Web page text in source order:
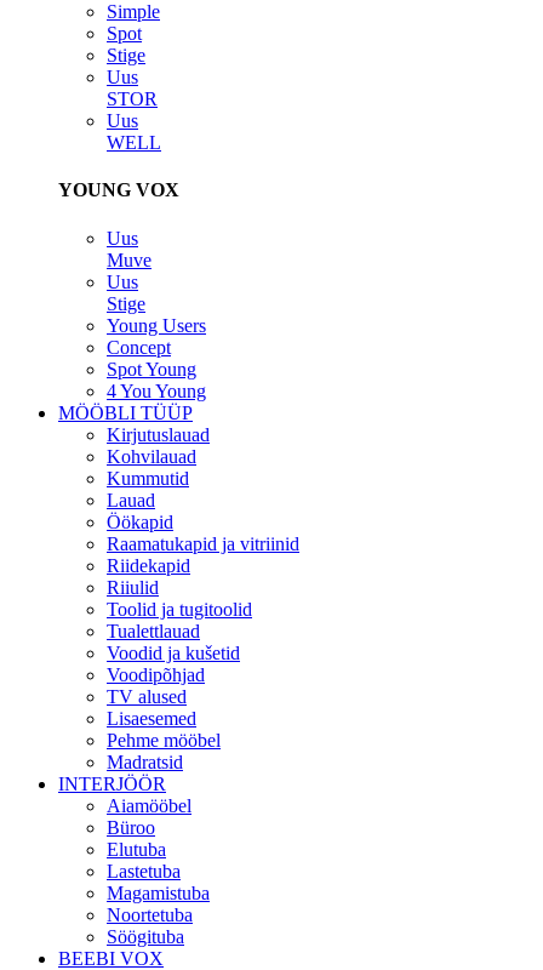
Simple
Spot
Stige
Uus
STOR
Uus
WELL
YOUNG VOX
Uus
Muve
Uus
Stige
Young Users
Concept
Spot Young
4 You Young
MÖÖBLI TÜÜP
Kirjutuslauad
Kohvilauad
Kummutid
Lauad
Öökapid
Raamatukapid ja vitriinid
Riidekapid
Riiulid
Toolid ja tugitoolid
Tualettlauad
Voodid ja kušetid
Voodipõhjad
TV alused
Lisaesemed
Pehme mööbel
Madratsid
INTERJÖÖR
Aiamööbel
Büroo
Elutuba
Lastetuba
Magamistuba
Noortetuba
Söögituba
BEEBI VOX